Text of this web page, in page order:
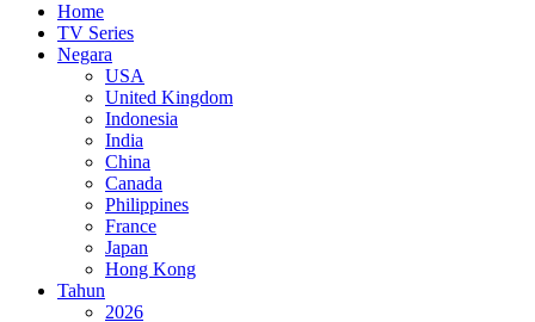
Home
TV Series
Negara
USA
United Kingdom
Indonesia
India
China
Canada
Philippines
France
Japan
Hong Kong
Tahun
2026